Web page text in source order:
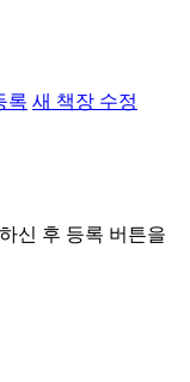
록 새 책장 수정
신 후 등록 버튼을